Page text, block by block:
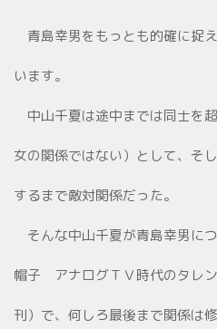
青島幸男をもっとも的確に捉
います。
中山千夏は途中までは同士を
女の関係ではない）として、そ
するまで敵対関係だった。
そんな中山千夏が青島幸男に
帽子 アナログＴＶ時代のタレ
刊）で、何しろ最後まで関係は